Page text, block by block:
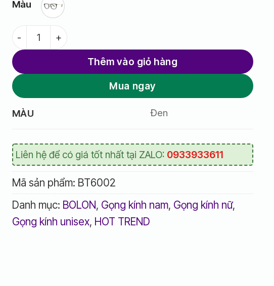
Màu
Thêm vào giỏ hàng
Mua ngay
MÀU Đen
Liên hệ để có giá tốt nhất tại ZALO: 0933933611
Mã sản phẩm: BT6002
Danh mục: BOLON, Gọng kính nam, Gọng kính nữ,
Gọng kính unisex, HOT TREND